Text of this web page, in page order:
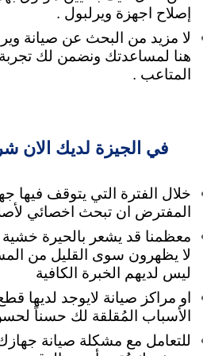
إصلاح اجهزة ويرلبول .
لا مزيد من البحث عن صيانة
هنا لمساعدتك ونضمن لك
المتاعب .
في الجيزة لديك الان
خلال الفترة التي يتوقف فيها
المفترض ان تبحث اخصائي
معظمنا قد يشعر بالحيرة
لا يظهرون سوى القليل من
ليس لديهم الخبرة الكافية
او مراكز صيانة لايوجد لديها
الأسباب المُقلقة لك حسناً
للتعامل مع مشكلة صيانة